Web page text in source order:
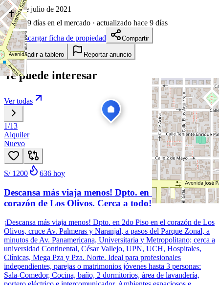
4 de julio de 2021
1859 días en el mercado · actualizado hace 9 días
Descargar ficha de propiedad
Compartir
Añadir a tablero Reportar anuncio
Te puede interesar
Ver todas
1/13
Alquiler
Nuevo
S/ 1200 636 hoy
Descansa más viaja menos! Dpto. en 2do Piso, en
corazón de Los Olivos. Cerca a todo!
¡Descansa más viaja menos! Dpto. en 2do Piso en el corazón de Los
Olivos, cruce Av. Palmeras y Naranjal, a pasos del Parque Zonal, a
minutos de Av. Panamericana, Universitaria y Metropolitano; cerca a
universidad Continental, César Vallejo, UPN, UCH, Hospitales,
Clínicas, Mega Pza y Pza. Norte. Ideal para profesionales
independientes, parejas o matrimonios jóvenes hasta 3 personas:
Sala-Comedor, Cocina, baño, 2 dormitorios, área de lavandería,